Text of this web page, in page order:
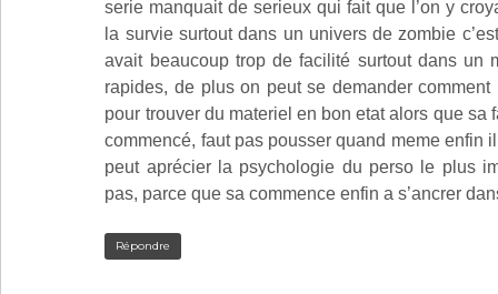
serie manquait de serieux qui fait que l’on y
la survie surtout dans un univers de zombie
avait beaucoup trop de facilité surtout dans un
rapides, de plus on peut se demander
pour trouver du materiel en bon etat alors que sa
commencé, faut pas pousser quand meme enfin
peut aprécier la psychologie du perso le plus
pas, parce que sa commence enfin a s’ancrer
Répondre